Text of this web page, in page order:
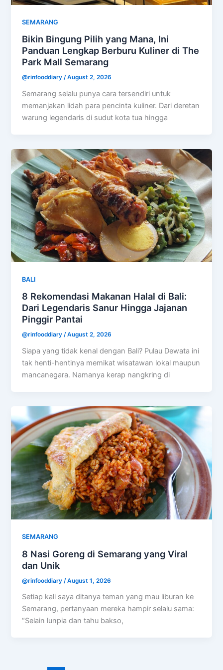
SEMARANG
Bikin Bingung Pilih yang Mana, Ini
Panduan Lengkap Berburu Kuliner di The
Park Mall Semarang
@rinfooddiary/August 2, 2026
Semarang selalu punya cara tersendiri untuk
memanjakan lidah para pencinta kuliner. Dari deretan
warung legendaris di sudut kota tua hingga
BALI
8 Rekomendasi Makanan Halal di Bali:
Dari Legendaris Sanur Hingga Jajanan
Pinggir Pantai
@rinfooddiary/August 2, 2026
Siapa yang tidak kenal dengan Bali? Pulau Dewata ini
tak henti-hentinya memikat wisatawan lokal maupun
mancanegara. Namanya kerap nangkring di
SEMARANG
8 Nasi Goreng di Semarang yang Viral
dan Unik
@rinfooddiary /August 1, 2026
Setiap kali saya ditanya teman yang mau liburan ke
Semarang, pertanyaan mereka hampir selalu sama:
“Selain lunpia dan tahu bakso,